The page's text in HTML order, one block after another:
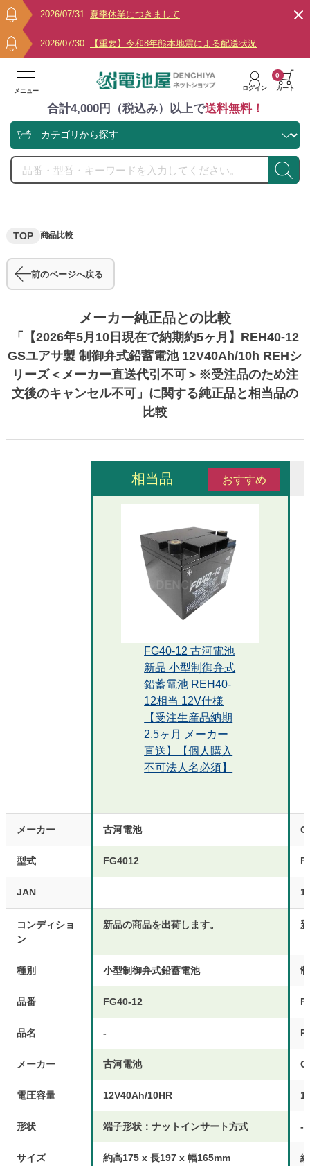
2026/07/31 夏季休業につきまして
2026/07/30 【重要】令和8年熊本地震による配送状況
メニュー ログイン カート
0
合計4,000円（税込み）以上で送料無料！
TOP 商品比較
前のページへ戻る
メーカー純正品との比較
「【2026年5月10日現在で納期約5ヶ月】REH40-12
GSユアサ製 制御弁式鉛蓄電池 12V40Ah/10h REHシ
リーズ＜メーカー直送代引不可＞※受注品のため注
文後のキャンセル不可」に関する純正品と相当品の
比較
相当品 おすすめ
FG40-12 古河電池
新品 小型制御弁式
鉛蓄電池 REH40-
12相当 12V仕様
【受注生産品納期
2.5ヶ月 メーカー
直送】【個人購入
不可法人名必須】
メーカー 古河電池
型式 FG4012
JAN
コンディショ
ン
新品の商品を出荷します。
種別 小型制御弁式鉛蓄電池
品番 FG40-12
品名 -
メーカー 古河電池
電圧容量 12V40Ah/10HR
形状 端子形状：ナットインサート方式 -
サイズ 約高175 x 長197 x 幅165mm